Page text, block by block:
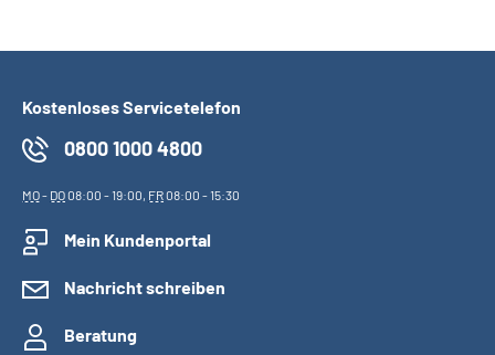
Kostenloses Servicetelefon
0800 1000 4800
MO- DO08:00 - 19:00, FR08:00 - 15:30
Mein Kundenportal
Nachricht schreiben
Beratung